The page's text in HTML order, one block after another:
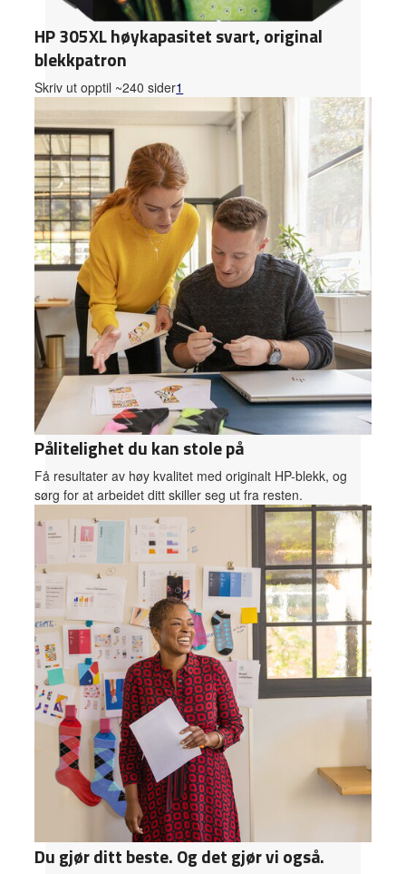
HP 305XL høykapasitet svart, original
blekkpatron
Skriv ut opptil ~240 sider1
Pålitelighet du kan stole på
Få resultater av høy kvalitet med originalt HP-blekk, og
sørg for at arbeidet ditt skiller seg ut fra resten.
Du gjør ditt beste. Og det gjør vi også.